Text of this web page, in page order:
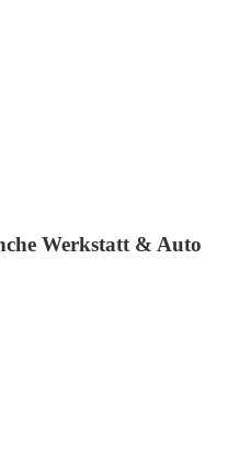
Werkstatt & Auto